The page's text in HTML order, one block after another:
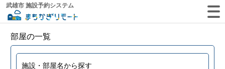
武雄市 施設予約システム
部屋の一覧